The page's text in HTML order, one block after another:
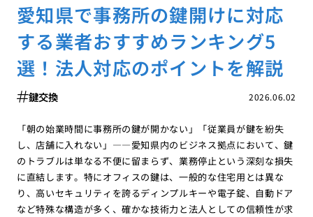
愛知県で事務所の鍵開けに対応
する業者おすすめランキング5
選！法人対応のポイントを解説
2026.06.02
鍵交換
「朝の始業時間に事務所の鍵が開かない」「従業員が鍵を紛失
し、店舗に入れない」――愛知県内のビジネス拠点において、鍵
のトラブルは単なる不便に留まらず、業務停止という深刻な損失
に直結します。特にオフィスの鍵は、一般的な住宅用とは異な
り、高いセキュリティを誇るディンプルキーや電子錠、自動ドア
など特殊な構造が多く、確かな技術力と法人としての信頼性が求